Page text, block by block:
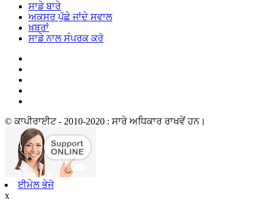
ਸਾਡੇ ਬਾਰੇ
ਅਕਸਰ ਪੁੱਛੇ ਜਾਂਦੇ ਸਵਾਲ
ਖ਼ਬਰਾਂ
ਸਾਡੇ ਨਾਲ ਸੰਪਰਕ ਕਰੋ
© ਕਾਪੀਰਾਈਟ - 2010-2020 : ਸਾਰੇ ਅਧਿਕਾਰ ਰਾਖਵੇਂ ਹਨ।
ਈਮੇਲ ਭੇਜੋ
x